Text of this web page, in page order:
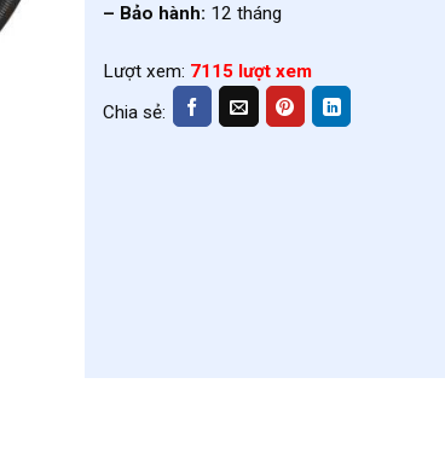
– Bảo hành: 12 tháng
Lượt xem: 7115 lượt xem
Chia sẻ: